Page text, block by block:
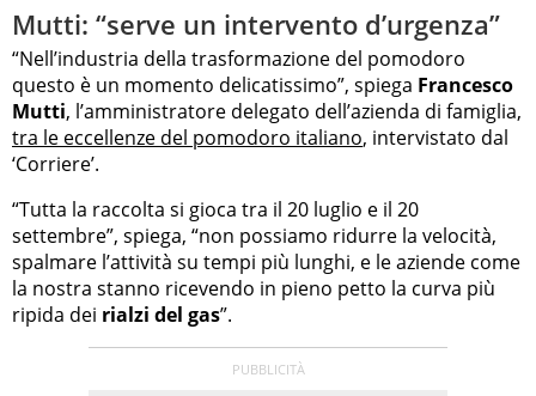
Mutti: “serve un intervento d’urgenza”
“Nell’industria della trasformazione del pomodoro
questo è un momento delicatissimo”, spiega Francesco
Mutti, l’amministratore delegato dell’azienda di famiglia,
tra le eccellenze del pomodoro italiano, intervistato dal
‘Corriere’.
“Tutta la raccolta si gioca tra il 20 luglio e il 20
settembre”, spiega, “non possiamo ridurre la velocità,
spalmare l’attività su tempi più lunghi, e le aziende come
la nostra stanno ricevendo in pieno petto la curva più
ripida dei rialzi del gas”.